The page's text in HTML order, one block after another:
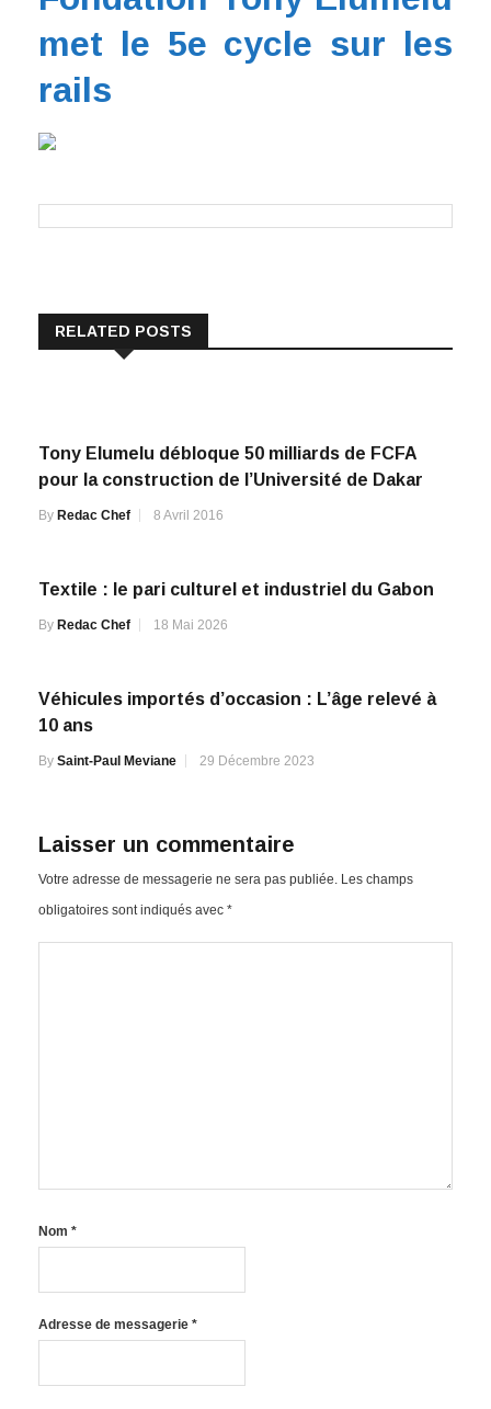
met le 5e cycle sur les
rails
RELATED POSTS
Tony Elumelu débloque 50 milliards de FCFA
pour la construction de l’Université de Dakar
By Redac Chef 8 Avril 2016
Textile : le pari culturel et industriel du Gabon
By Redac Chef 18 Mai 2026
Véhicules importés d’occasion : L’âge relevé à
10 ans
By Saint-Paul Meviane 29 Décembre 2023
Laisser un commentaire
Votre adresse de messagerie ne sera pas publiée. Les champs
obligatoires sont indiqués avec *
Nom *
Adresse de messagerie *